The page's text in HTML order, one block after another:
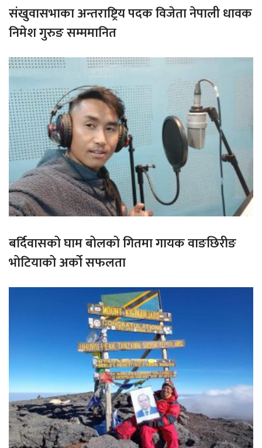
संखुवासभाका अन्तराष्ट्रिय पदक विजेता नेपाली धावक
निमेश गुरुङ सम्ममानित
बर्दिवासको घाम बोलको गितमा गायक वाङछिरीङ
भोटियाको अर्को सफलता